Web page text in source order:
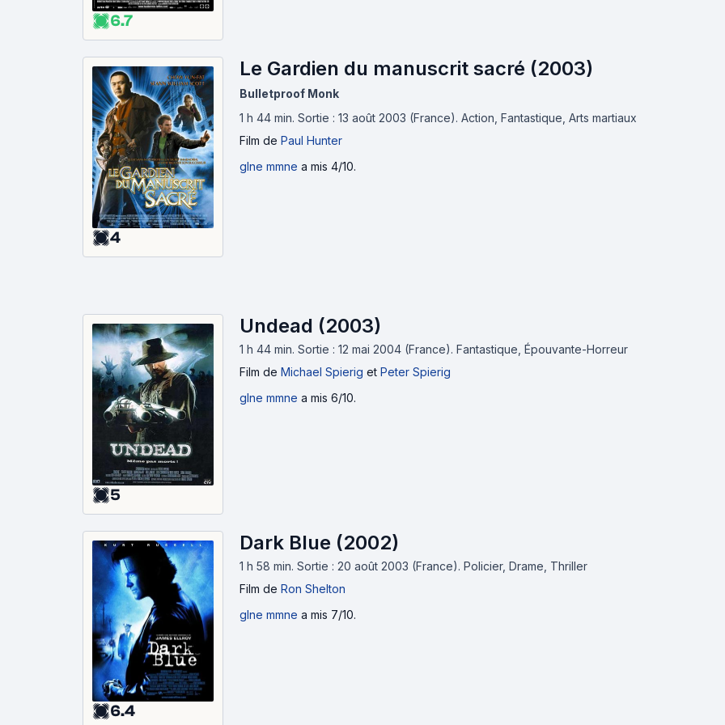
6.7
4
Le Gardien du manuscrit sacré (2003)
Bulletproof Monk
1 h 44 min. Sortie : 13 août 2003 (France). Action, Fantastique, Arts martiaux
Film de Paul Hunter
glne mmne a mis 4/10.
5
Undead (2003)
1 h 44 min. Sortie : 12 mai 2004 (France). Fantastique, Épouvante-Horreur
Film de Michael Spierig et Peter Spierig
glne mmne a mis 6/10.
6.4
Dark Blue (2002)
1 h 58 min. Sortie : 20 août 2003 (France). Policier, Drame, Thriller
Film de Ron Shelton
glne mmne a mis 7/10.